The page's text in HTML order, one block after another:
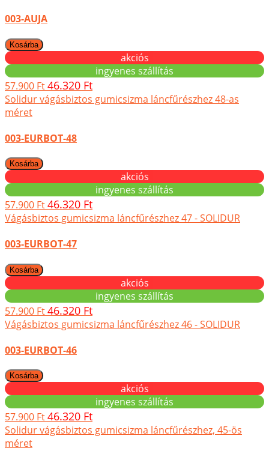
003-AUJA
akciós
ingyenes szállítás
57.900 Ft46.320 Ft
Solidur vágásbiztos gumicsizma láncfűrészhez 48-as
méret
003-EURBOT-48
akciós
ingyenes szállítás
57.900 Ft46.320 Ft
Vágásbiztos gumicsizma láncfűrészhez 47 - SOLIDUR
003-EURBOT-47
akciós
ingyenes szállítás
57.900 Ft46.320 Ft
Vágásbiztos gumicsizma láncfűrészhez 46 - SOLIDUR
003-EURBOT-46
akciós
ingyenes szállítás
57.900 Ft46.320 Ft
Solidur vágásbiztos gumicsizma láncfűrészhez, 45-ös
méret